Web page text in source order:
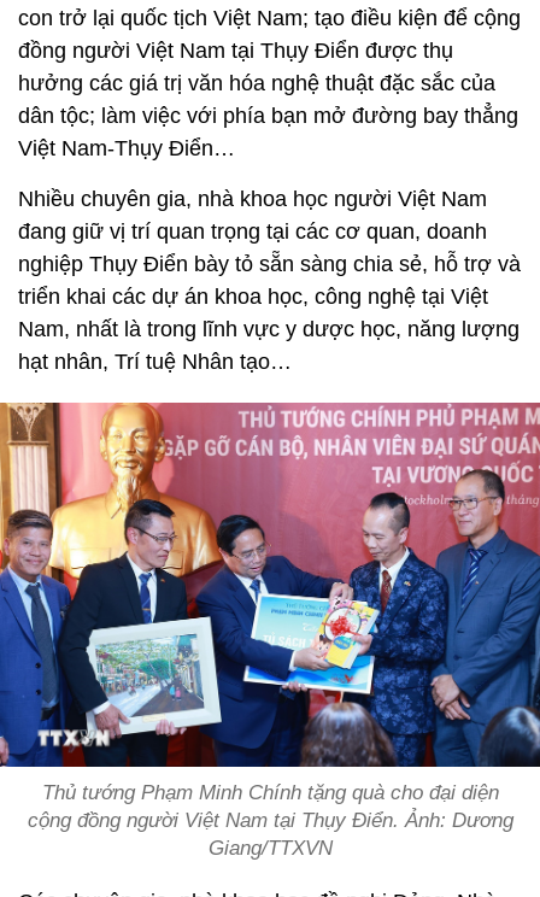
con trở lại quốc tịch Việt Nam; tạo điều kiện để cộng
đồng người Việt Nam tại Thụy Điển được thụ
hưởng các giá trị văn hóa nghệ thuật đặc sắc của
dân tộc; làm việc với phía bạn mở đường bay thẳng
Việt Nam-Thụy Điển…
Nhiều chuyên gia, nhà khoa học người Việt Nam
đang giữ vị trí quan trọng tại các cơ quan, doanh
nghiệp Thụy Điển bày tỏ sẵn sàng chia sẻ, hỗ trợ và
triển khai các dự án khoa học, công nghệ tại Việt
Nam, nhất là trong lĩnh vực y dược học, năng lượng
hạt nhân, Trí tuệ Nhân tạo…
Thủ tướng Phạm Minh Chính tặng quà cho đại diện
cộng đồng người Việt Nam tại Thụy Điển. Ảnh: Dương
Giang/TTXVN